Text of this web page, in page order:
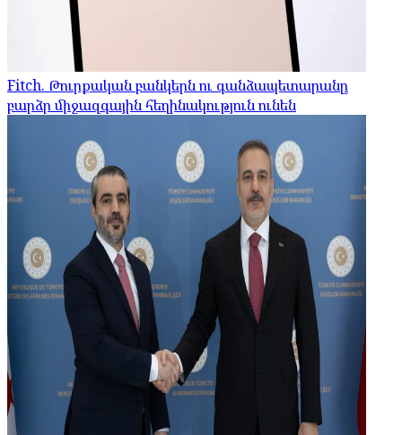
Fitch. Թուրքական բանկերն ու գանձապետարանը
բարձր միջազգային հեղինակություն ունեն